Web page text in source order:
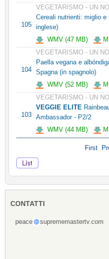
105
VEGETARISMO - UN
Cereali nutrienti: miglio
inglese)
WMV (47 MB)
104
VEGETARISMO - UN
Paella vegana e
Spagna (in spagnolo)
WMV (52 MB)
103
VEGETARISMO - UN
VEGGIE ELITE
Ambassador - P2/2
WMV (44 MB)
First
CONTATTI
peace suprememastertv.com